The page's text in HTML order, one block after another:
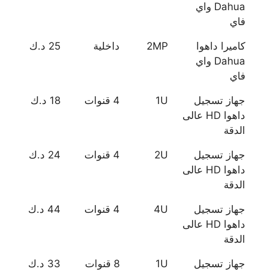
Dahua واي
فاي
كاميرا داهوا
Dahua واي
فاي
2MP داخلية 25 د.ك
جهاز تسجيل
داهوا HD عالى
الدقة
1U 4 قنوات 18 د.ك
جهاز تسجيل
داهوا HD عالى
الدقة
2U 4 قنوات 24 د.ك
جهاز تسجيل
داهوا HD عالى
الدقة
4U 4 قنوات 44 د.ك
جهاز تسجيل
1U 8 قنوات 33 د.ك